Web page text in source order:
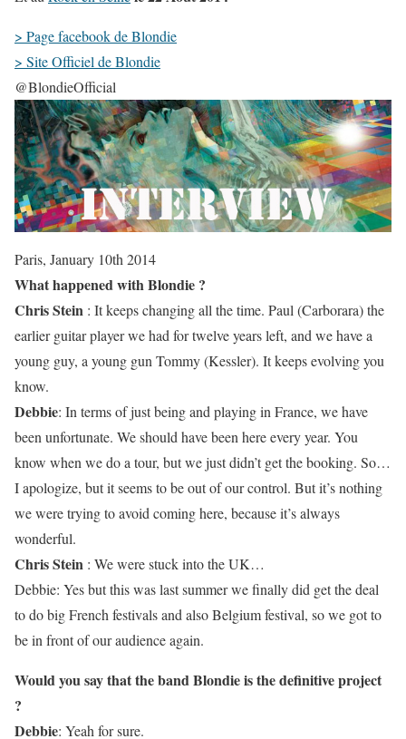
> Page facebook de Blondie
> Site Officiel de Blondie
@BlondieOfficial
Paris, January 10th 2014
What happened with Blondie ?
Chris Stein : It keeps changing all the time. Paul (Carborara) the
earlier guitar player we had for twelve years left, and we have a
young guy, a young gun Tommy (Kessler). It keeps evolving you
know.
Debbie: In terms of just being and playing in France, we have
been unfortunate. We should have been here every year. You
know when we do a tour, but we just didn’t get the booking. So…
I apologize, but it seems to be out of our control. But it’s nothing
we were trying to avoid coming here, because it’s always
wonderful.
Chris Stein : We were stuck into the UK…
Debbie: Yes but this was last summer we finally did get the deal
to do big French festivals and also Belgium festival, so we got to
be in front of our audience again.
Would you say that the band Blondie is the definitive project
?
Debbie: Yeah for sure.